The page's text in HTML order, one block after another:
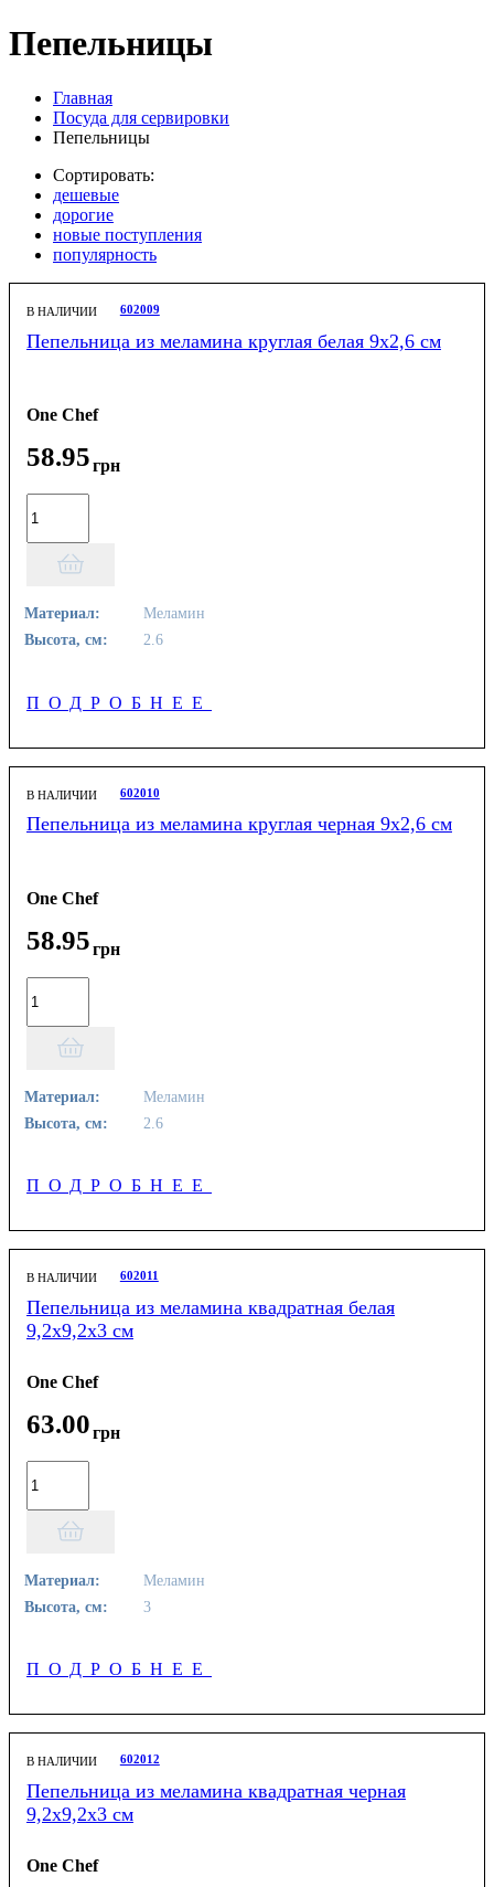
Пепельницы
Главная
Посуда для сервировки
Пепельницы
Сортировать:
дешевые
дорогие
новые поступления
популярность
В НАЛИЧИИ 602009
Пепельница из меламина круглая белая 9x2,6 см
One Chef
58.95грн
Материал:
Меламин
Высота, см:
2.6
ПОДРОБНЕЕ
В НАЛИЧИИ 602010
Пепельница из меламина круглая черная 9x2,6 см
One Chef
58.95грн
Материал:
Меламин
Высота, см:
2.6
ПОДРОБНЕЕ
В НАЛИЧИИ 602011
Пепельница из меламина квадратная белая
9,2х9,2х3 см
One Chef
63.00грн
Материал:
Меламин
Высота, см:
3
ПОДРОБНЕЕ
В НАЛИЧИИ 602012
Пепельница из меламина квадратная черная
9,2х9,2x3 см
One Chef